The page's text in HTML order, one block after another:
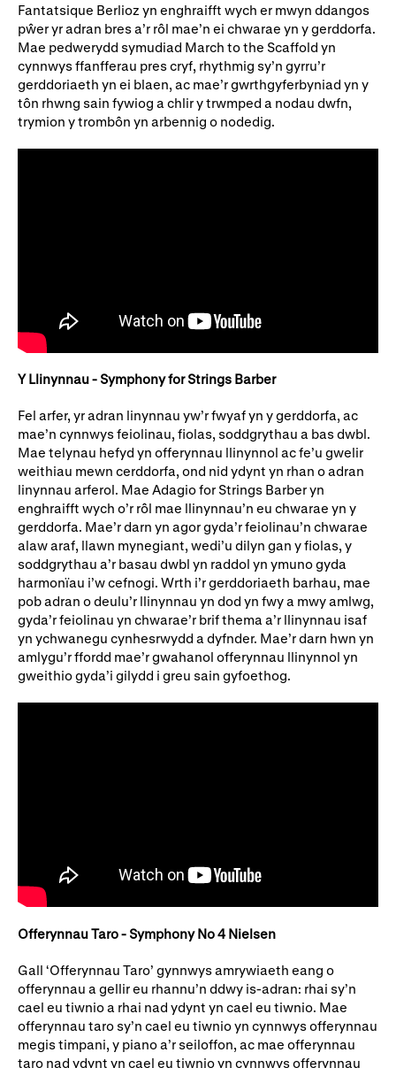
Fantatsique Berlioz yn enghraifft wych er mwyn ddangos
pŵer yr adran bres a’r rôl mae’n ei chwarae yn y gerddorfa.
Mae pedwerydd symudiad March to the Scaffold yn
cynnwys ffanfferau pres cryf, rhythmig sy’n gyrru’r
gerddoriaeth yn ei blaen, ac mae’r gwrthgyferbyniad yn y
tôn rhwng sain fywiog a chlir y trwmped a nodau dwfn,
trymion y trombôn yn arbennig o nodedig.
Y Llinynnau - Symphony for Strings Barber
Fel arfer, yr adran linynnau yw’r fwyaf yn y gerddorfa, ac
mae’n cynnwys feiolinau, fiolas, soddgrythau a bas dwbl.
Mae telynau hefyd yn offerynnau llinynnol ac fe’u gwelir
weithiau mewn cerddorfa, ond nid ydynt yn rhan o adran
linynnau arferol. Mae Adagio for Strings Barber yn
enghraifft wych o’r rôl mae llinynnau’n eu chwarae yn y
gerddorfa. Mae’r darn yn agor gyda’r feiolinau’n chwarae
alaw araf, llawn mynegiant, wedi’u dilyn gan y fiolas, y
soddgrythau a’r basau dwbl yn raddol yn ymuno gyda
harmonïau i’w cefnogi. Wrth i’r gerddoriaeth barhau, mae
pob adran o deulu’r llinynnau yn dod yn fwy a mwy amlwg,
gyda’r feiolinau yn chwarae’r brif thema a’r llinynnau isaf
yn ychwanegu cynhesrwydd a dyfnder. Mae’r darn hwn yn
amlygu’r ffordd mae’r gwahanol offerynnau llinynnol yn
gweithio gyda’i gilydd i greu sain gyfoethog.
Offerynnau Taro - Symphony No 4 Nielsen
Gall ‘Offerynnau Taro’ gynnwys amrywiaeth eang o
offerynnau a gellir eu rhannu’n ddwy is-adran: rhai sy’n
cael eu tiwnio a rhai nad ydynt yn cael eu tiwnio. Mae
offerynnau taro sy’n cael eu tiwnio yn cynnwys offerynnau
megis timpani, y piano a’r seiloffon, ac mae offerynnau
taro nad ydynt yn cael eu tiwnio yn cynnwys offerynnau